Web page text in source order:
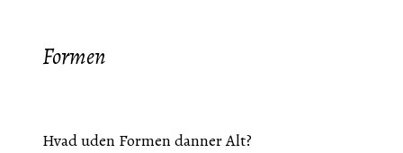
Formen
Hvad uden Formen danner Alt?